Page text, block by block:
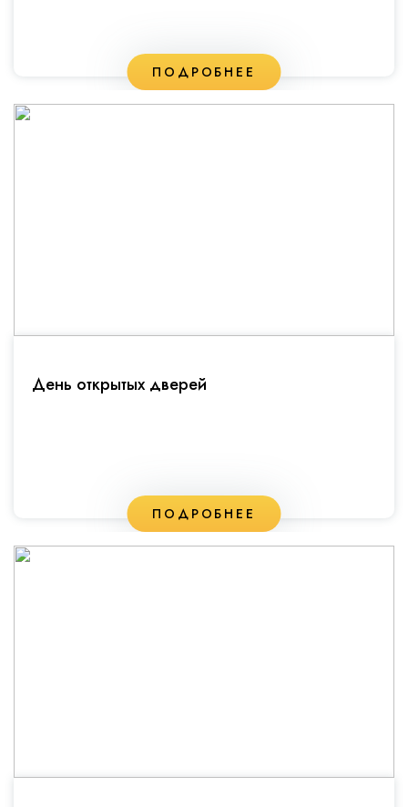
ПОДРОБНЕЕ
День открытых дверей
ПОДРОБНЕЕ